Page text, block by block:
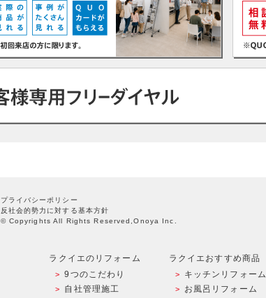
プライバシーポリシー
反社会的勢力に対する基本方針
© Copyrights All Rights Reserved,Onoya Inc.
ラクイエのリフォーム
9つのこだわり
自社管理施工
ラクイエおすすめ商品
キッチンリフォーム
お風呂リフォーム